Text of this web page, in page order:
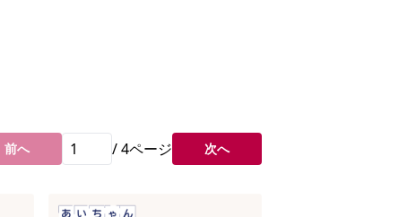
前へ /4ページ 次へ